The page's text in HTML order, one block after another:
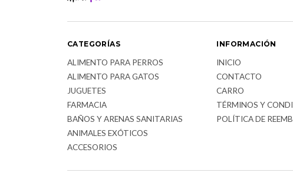
CATEGORÍAS
ALIMENTO PARA PERROS
ALIMENTO PARA GATOS
JUGUETES
FARMACIA
BAÑOS Y ARENAS SANITARIAS
ANIMALES EXÓTICOS
ACCESORIOS
INFORMACIÓN
INICIO
CONTACTO
CARRO
TÉRMINOS Y
POLÍTICA DE